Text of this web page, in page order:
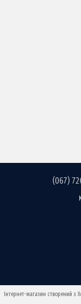
(067)
Інтернет-магазин створений з